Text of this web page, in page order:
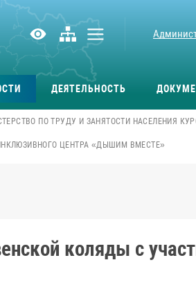
ДЕЯТЕЛЬНОСТЬ
ПО ТРУДУ И ЗАНЯТОСТИ НАСЕЛЕНИЯ
ЦЕНТРА «ДЫШИМ ВМЕСТЕ»
коляды с